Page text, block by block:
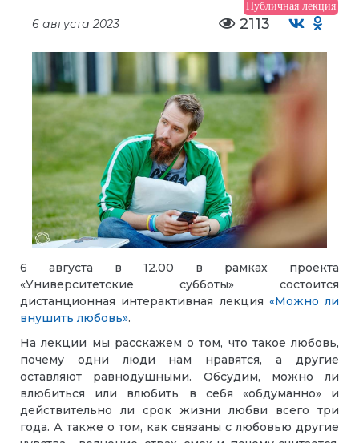
Публичная лекция
6 августа 2023 2113
6 августа в 12.00 в рамках проекта
«Университетские субботы» состоится
дистанционная интерактивная лекция «Можно ли
внушить любовь».
На лекции мы расскажем о том, что такое любовь,
почему одни люди нам нравятся, а другие
оставляют равнодушными. Обсудим, можно ли
влюбиться или влюбить в себя «обдуманно» и
действительно ли срок жизни любви всего три
года. А также о том, как связаны с любовью другие